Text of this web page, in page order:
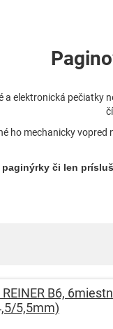
elektronická
ho mechanicky
či len
B6,
5,5mm)